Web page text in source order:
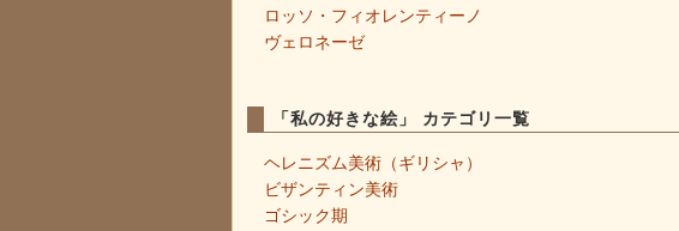
ロッソ・フィオレンティーノ
ヴェロネーゼ
「私の好きな絵」 カテゴリ一覧
ヘレニズム美術（ギリシャ）
ビザンティン美術
ゴシック期